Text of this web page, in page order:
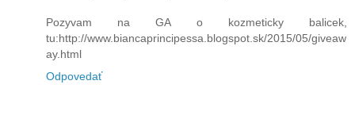
Pozyvam na GA o kozmeticky balicek,
tu:http://www.biancaprincipessa.blogspot.sk/2015/05/giveaw
ay.html
Odpovedať